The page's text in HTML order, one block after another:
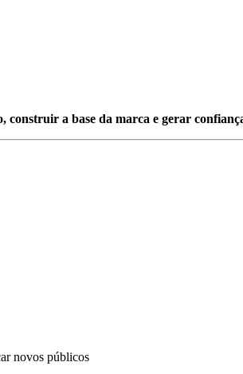
construir a base da marca e gerar
novos públicos